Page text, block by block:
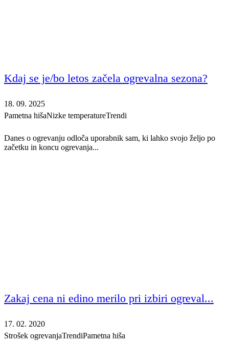
Kdaj se je/bo letos začela ogrevalna sezona?
18. 09. 2025
Pametna hišaNizke temperatureTrendi
Danes o ogrevanju odloča uporabnik sam, ki lahko svojo željo po
začetku in koncu ogrevanja...
Zakaj cena ni edino merilo pri izbiri ogreval...
17. 02. 2020
Strošek ogrevanjaTrendiPametna hiša